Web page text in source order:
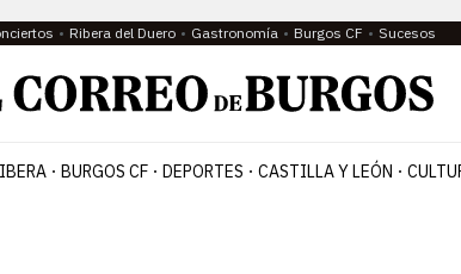
Ribera del Duero Gastronomía Burgos CF Sucesos
BURGOS CF DEPORTES CASTILLA Y LEÓN